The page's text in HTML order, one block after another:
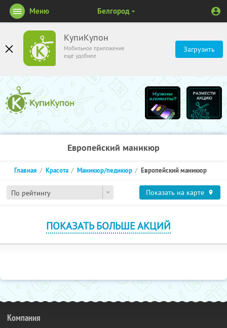
КупиКупон
Мобильное приложение
ещё удобнее
Загрузить
Меню Белгород
Европейский маникюр
По рейтингу
Главная Красота Маникюр/педикюр Европейский маникюр
Показать на карте
ПОКАЗАТЬ БОЛЬШЕ АКЦИЙ
Компания